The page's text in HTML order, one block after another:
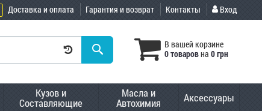
Доставка и оплата Гарантия и возврат Контакты Вход
В вашей корзине
0 товаровна 0 грн
Кузов и
Составляющие
Масла и
Автохимия Аксессуары